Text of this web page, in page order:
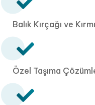
Balık Kırçağı ve
Özel Taşıma